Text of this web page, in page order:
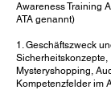
Awareness Training
ATA genannt)
1. Geschäftszweck
Mysteryshopping,
Kompetenzfelder im